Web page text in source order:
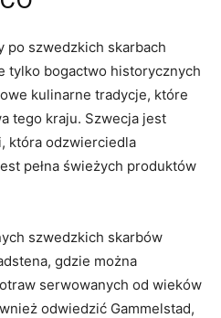
po ⁣szwedzkich ​skarbach
tylko bogactwo historycznych
kulinarne tradycje, które
tego kraju. Szwecja jest
która⁤ odzwierciedla
pełna świeżych produktów
szwedzkich skarbów
gdzie ⁢można
‌serwowanych od ​wieków
odwiedzić ‌Gammelstad,​